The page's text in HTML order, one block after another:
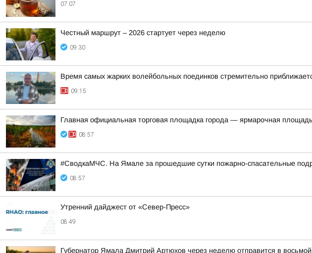
07:07
Честный маршрут – 2026 стартует через неделю
09:30
Время самых жарких волейбольных поединков стремительно
09:15
Главная официальная торговая площадка города — ярмарочная площадь
08:57
#СводкаМЧС. На Ямале за прошедшие сутки пожарно-спасательные
08:57
Утренний дайджест от «Север-Пресс»
08:49
Губернатор Ямала Дмитрий Артюхов через неделю отправится в